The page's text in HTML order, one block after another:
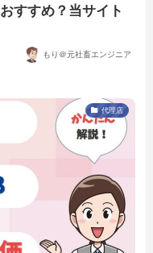
すすめ？当サイト
もり＠元社畜エンジニア
代理店